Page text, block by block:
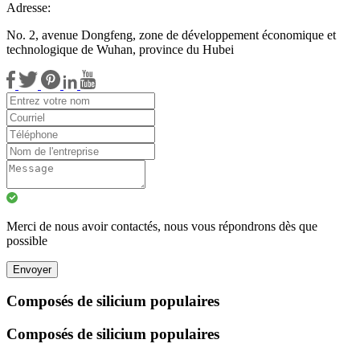
Adresse:
No. 2, avenue Dongfeng, zone de développement économique et
technologique de Wuhan, province du Hubei
Merci de nous avoir contactés, nous vous répondrons dès que
possible
Envoyer
Composés de silicium populaires
Composés de silicium populaires